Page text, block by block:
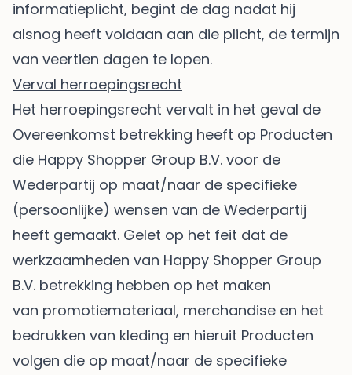
informatieplicht, begint de dag nadat hij
alsnog heeft voldaan aan die plicht, de termijn
van veertien dagen te lopen.
Verval herroepingsrecht
Het herroepingsrecht vervalt in het geval de
Overeenkomst betrekking heeft op Producten
die Happy Shopper Group B.V. voor de
Wederpartij op maat/naar de specifieke
(persoonlijke) wensen van de Wederpartij
heeft gemaakt. Gelet op het feit dat de
werkzaamheden van Happy Shopper Group
B.V. betrekking hebben op het maken
van promotiemateriaal, merchandise en het
bedrukken van kleding en hieruit Producten
volgen die op maat/naar de specifieke